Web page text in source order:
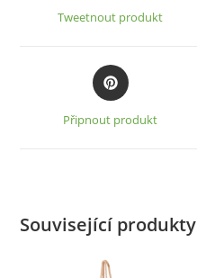
new
Tweetnout produkt
Opens
in
new
Připnout produkt
Související produkty